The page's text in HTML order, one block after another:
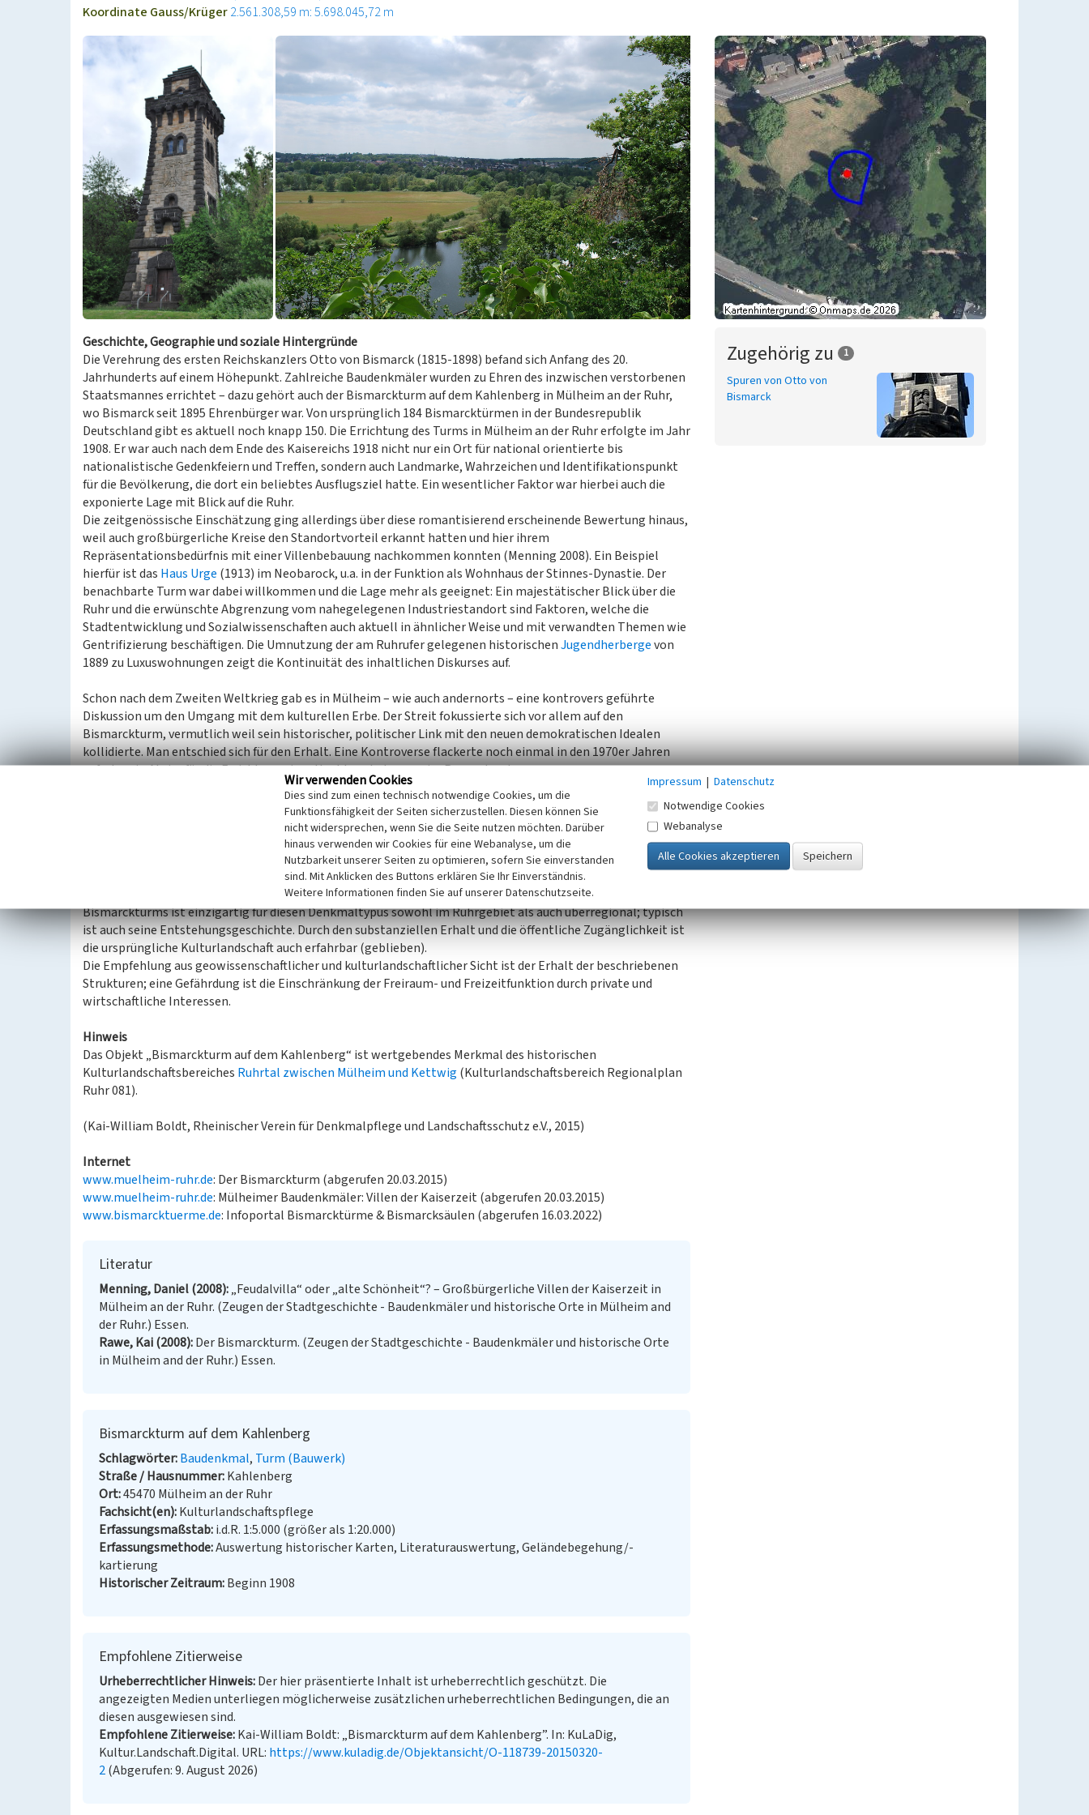
Koordinate Gauss/Krüger2.561.308,59 m: 5.698.045,72 m
Geschichte, Geographie und soziale Hintergründe
Die Verehrung des ersten Reichskanzlers Otto von Bismarck (1815-1898) befand sich Anfang des 20.
Jahrhunderts auf einem Höhepunkt. Zahlreiche Baudenkmäler wurden zu Ehren des inzwischen verstorbenen
Staatsmannes errichtet – dazu gehört auch der Bismarckturm auf dem Kahlenberg in Mülheim an der Ruhr,
wo Bismarck seit 1895 Ehrenbürger war. Von ursprünglich 184 Bismarcktürmen in der Bundesrepublik
Deutschland gibt es aktuell noch knapp 150. Die Errichtung des Turms in Mülheim an der Ruhr erfolgte im Jahr
1908. Er war auch nach dem Ende des Kaisereichs 1918 nicht nur ein Ort für national orientierte bis
nationalistische Gedenkfeiern und Treffen, sondern auch Landmarke, Wahrzeichen und Identifikationspunkt
für die Bevölkerung, die dort ein beliebtes Ausflugsziel hatte. Ein wesentlicher Faktor war hierbei auch die
exponierte Lage mit Blick auf die Ruhr.
Die zeitgenössische Einschätzung ging allerdings über diese romantisierend erscheinende Bewertung hinaus,
weil auch großbürgerliche Kreise den Standortvorteil erkannt hatten und hier ihrem
Repräsentationsbedürfnis mit einer Villenbebauung nachkommen konnten (Menning 2008). Ein Beispiel
hierfür ist das Haus Urge (1913) im Neobarock, u.a. in der Funktion als Wohnhaus der Stinnes-Dynastie. Der
benachbarte Turm war dabei willkommen und die Lage mehr als geeignet: Ein majestätischer Blick über die
Ruhr und die erwünschte Abgrenzung vom nahegelegenen Industriestandort sind Faktoren, welche die
Stadtentwicklung und Sozialwissenschaften auch aktuell in ähnlicher Weise und mit verwandten Themen wie
Gentrifizierung beschäftigen. Die Umnutzung der am Ruhrufer gelegenen historischenJugendherbergevon
1889 zu Luxuswohnungen zeigt die Kontinuität des inhaltlichen Diskurses auf.
Schon nach dem Zweiten Weltkrieg gab es in Mülheim – wie auch andernorts – eine kontrovers geführte
Diskussion um den Umgang mit dem kulturellen Erbe. Der Streit fokussierte sich vor allem auf den
Bismarckturm, vermutlich weil sein historischer, politischer Link mit den neuen demokratischen Idealen
kollidierte. Man entschied sich für den Erhalt. Eine Kontroverse flackerte noch einmal in den 1970er Jahren
auf, als sein Abriss für die Errichtung einer Hochhausbebauung im Raum stand.
Heute ist der Bismarckturm immer noch ein Wahrzeichen der Stadt und hat seine Bedeutung als kleiner
touristischer Hot Spot behalten. Nach einer Grundsanierung 1998 wird er heute auch als Künstleratelier und
für kulturelle Veranstaltungen genutzt (Rawe 2008).
Der Raumausschnitt ist ein historischer Villen- und Denkmalstandort in exponierter Lage über dem Ruhrtal –
mit bedeutendem Fernblick, eingebettet in einen naturnahen Freiraum. Die exponierte Lage des
Bismarckturms ist einzigartig für diesen Denkmaltypus sowohl im Ruhrgebiet als auch überregional; typisch
ist auch seine Entstehungsgeschichte. Durch den substanziellen Erhalt und die öffentliche Zugänglichkeit ist
die ursprüngliche Kulturlandschaft auch erfahrbar (geblieben).
Die Empfehlung aus geowissenschaftlicher und kulturlandschaftlicher Sicht ist der Erhalt der beschriebenen
Strukturen; eine Gefährdung ist die Einschränkung der Freiraum- und Freizeitfunktion durch private und
wirtschaftliche Interessen.
Hinweis
Das Objekt „Bismarckturm auf dem Kahlenberg“ ist wertgebendes Merkmal des historischen
Kulturlandschaftsbereiches Ruhrtal zwischen Mülheim und Kettwig (Kulturlandschaftsbereich Regionalplan
Ruhr 081).
(Kai-William Boldt, Rheinischer Verein für Denkmalpflege und Landschaftsschutz e.V., 2015)
Internet
www.muelheim-ruhr.de: Der Bismarckturm (abgerufen 20.03.2015)
www.muelheim-ruhr.de: Mülheimer Baudenkmäler: Villen der Kaiserzeit (abgerufen 20.03.2015)
www.bismarcktuerme.de: Infoportal Bismarcktürme & Bismarcksäulen (abgerufen 16.03.2022)
Literatur
Menning, Daniel (2008) „Feudalvilla“ oder „alte Schönheit“? – Großbürgerliche Villen der Kaiserzeit in
Mülheim an der Ruhr. (Zeugen der Stadtgeschichte - Baudenkmäler und historische Orte in Mülheim and
der Ruhr.) Essen.
Rawe, Kai (2008) Der Bismarckturm. (Zeugen der Stadtgeschichte - Baudenkmäler und historische Orte
in Mülheim and der Ruhr.) Essen.
Bismarckturm auf dem Kahlenberg
Schlagwörter Baudenkmal Turm (Bauwerk)
Straße / Hausnummer Kahlenberg
Ort 45470 Mülheim an der Ruhr
Fachsicht(en) Kulturlandschaftspflege
Erfassungsmaßstab i.d.R. 1:5.000 (größer als 1:20.000)
Erfassungsmethode Auswertung historischer Karten, Literaturauswertung, Geländebegehung/-
kartierung
Historischer Zeitraum Beginn 1908
Empfohlene Zitierweise
Urheberrechtlicher Hinweis Der hier präsentierte Inhalt ist urheberrechtlich geschützt. Die
angezeigten Medien unterliegen möglicherweise zusätzlichen urheberrechtlichen Bedingungen, die an
diesen ausgewiesen sind.
Empfohlene Zitierweise Kai-William Boldt: „Bismarckturm auf dem Kahlenberg”. In: KuLaDig,
Kultur.Landschaft.Digital. URL: https://www.kuladig.de/Objektansicht/O-118739-20150320-
2(Abgerufen: 9. August 2026)
Zugehörig zu 1
Spuren von Otto von
Bismarck
Wir verwenden Cookies
Dies sind zum einen technisch notwendige Cookies, um die
Funktionsfähigkeit der Seiten sicherzustellen. Diesen können Sie
nicht widersprechen, wenn Sie die Seite nutzen möchten. Darüber
hinaus verwenden wir Cookies für eine Webanalyse, um die
Nutzbarkeit unserer Seiten zu optimieren, sofern Sie einverstanden
sind. Mit Anklicken des Buttons erklären Sie Ihr Einverständnis.
Weitere Informationen finden Sie auf unserer Datenschutzseite.
Impressum | Datenschutz
Notwendige Cookies
Webanalyse